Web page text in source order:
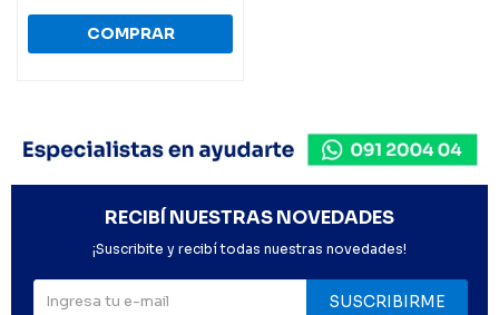
RECIBÍ NUESTRAS NOVEDADES
¡Suscribite y recibí todas nuestras novedades!
SUSCRIBIRME